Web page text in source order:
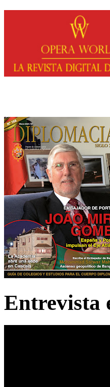
Entrevista